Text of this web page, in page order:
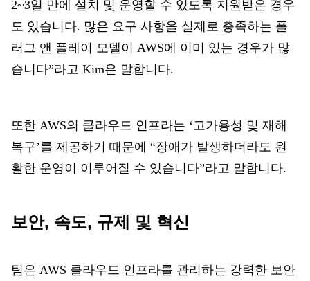
2~3일 만에 설치 및 운영할 수 있도록 지원받은 경우
도 있습니다. 많은 요구 사항을 실제로 충족하는 플
러그 앤 플레이 모델이 AWS에 이미 있는 경우가 많
습니다”라고 Kim은 말합니다.
또한 AWS의 클라우드 인프라는 ‘고가용성 및 재해
복구’를 제공하기 때문에 “장애가 발생하더라도 원
활한 운영이 이루어질 수 있습니다”라고 말합니다.
보안, 속도, 규제 및 혁신
팀은 AWS 클라우드 인프라를 관리하는 강력한 보안